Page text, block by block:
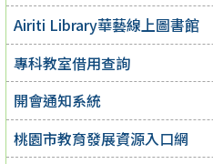
Airiti Library華藝線上圖書館
專科教室借用查詢
開會通知系統
桃園市教育發展資源入口網